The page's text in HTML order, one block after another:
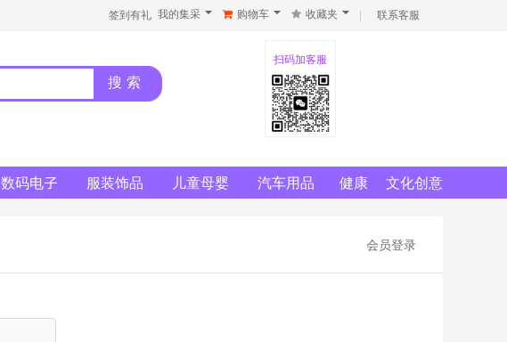
签到有礼 我的集采 购物车 收藏夹 | 联系客服
扫码加客服
数码电子 服装饰品 儿童母婴 汽车用品 健康 文化创意
会员登录